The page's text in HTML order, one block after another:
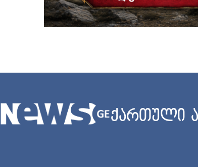
ქართული